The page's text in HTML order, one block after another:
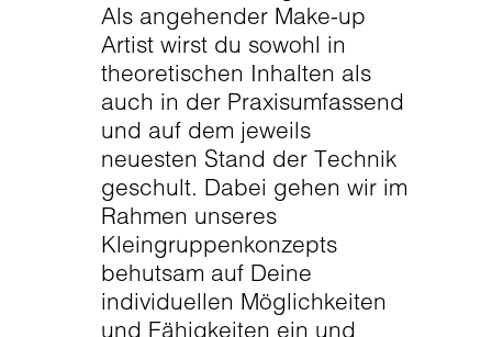
Als angehender Make-up
Artist wirst du sowohl in
theoretischen Inhalten als
auch in der Praxisumfassend
und auf dem jeweils
neuesten Stand der Technik
geschult. Dabei gehen wir im
Rahmen unseres
Kleingruppenkonzepts
behutsam auf Deine
individuellen Möglichkeiten
und Fähigkeiten ein und